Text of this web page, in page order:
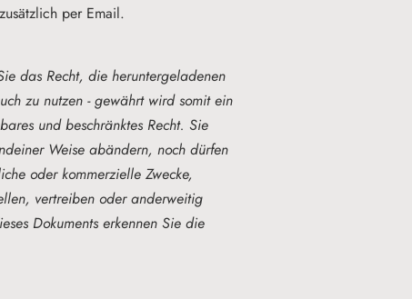
per Email.
das Recht, die heruntergeladenen
zu nutzen - gewährt wird somit ein
und beschränktes Recht. Sie
Weise abändern, noch dürfen
oder kommerzielle Zwecke,
vertreiben oder anderweitig
Dokuments erkennen Sie die